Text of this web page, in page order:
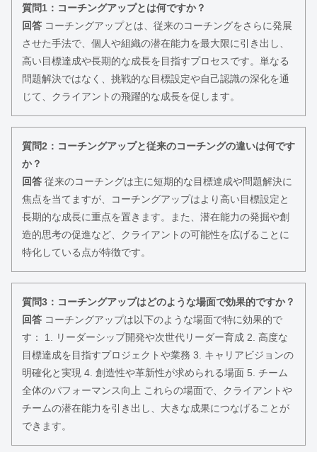
質問1：コーチングアップとは何ですか？
回答 コーチングアップとは、従来のコーチングをさらに発展
させた手法で、個人や組織の潜在能力を最大限に引き出し、
高い目標達成や長期的な成長を目指すプロセスです。単なる
問題解決ではなく、挑戦的な目標設定や自己認識の深化を通
じて、クライアントの飛躍的な成長を促します。
質問2：コーチングアップと従来のコーチングの違いは何です
か？
回答 従来のコーチングは主に短期的な目標達成や問題解決に
焦点を当てますが、コーチングアップはより高い目標設定と
長期的な成長に重点を置きます。また、潜在能力の発掘や創
造的思考の促進など、クライアントの可能性を広げることに
特化している点が特徴です。
質問3：コーチングアップはどのような場面で効果的ですか？
回答 コーチングアップは以下のような場面で特に効果的で
す： 1. リーダーシップ開発や次世代リーダー育成 2. 高度な
目標達成を目指すプロジェクトや業務 3. キャリアビジョンの
明確化と実現 4. 創造性や革新性が求められる場面 5. チーム
全体のパフォーマンス向上 これらの場面で、クライアントや
チームの潜在能力を引き出し、大きな成果につなげることが
できます。